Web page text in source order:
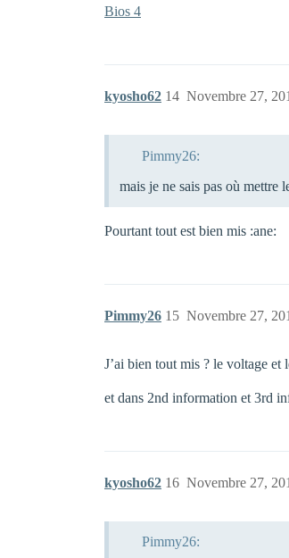
Bios 4
kyosho62 Novembre 27,
14
Pimmy26:
mais je ne sais pas où mettre
Pourtant tout est bien mis :ane:
Pimmy26 Novembre 27,
15
J’ai bien tout mis ? le voltage et
et dans 2nd information et 3rd
kyosho62 Novembre 27,
16
Pimmy26: